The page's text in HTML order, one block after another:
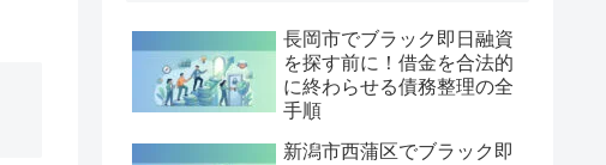
長岡市でブラック即日融資
を探す前に！借金を合法的
に終わらせる債務整理の全
手順
新潟市西蒲区でブラック即